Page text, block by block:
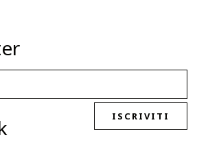
ISCRIVITI